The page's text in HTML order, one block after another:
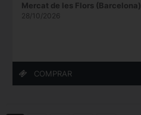
Mercat de les Flors (Barcelona)
28/10/2026